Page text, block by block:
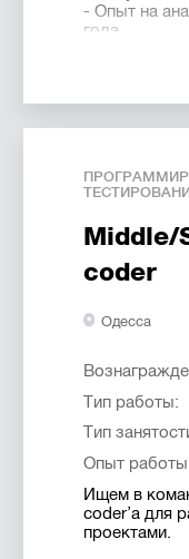
- Опыт на
года
- Свободно
-
решения в
- Уметь
временем
- Понимать
Какими
тайм-
технической
-
- Всегда и во
результат
- Обладать
- Умение
Middle/
coder
Одесса
Тип работы:
Тип
Опыт
Ищем в
coder’а для
проектами.